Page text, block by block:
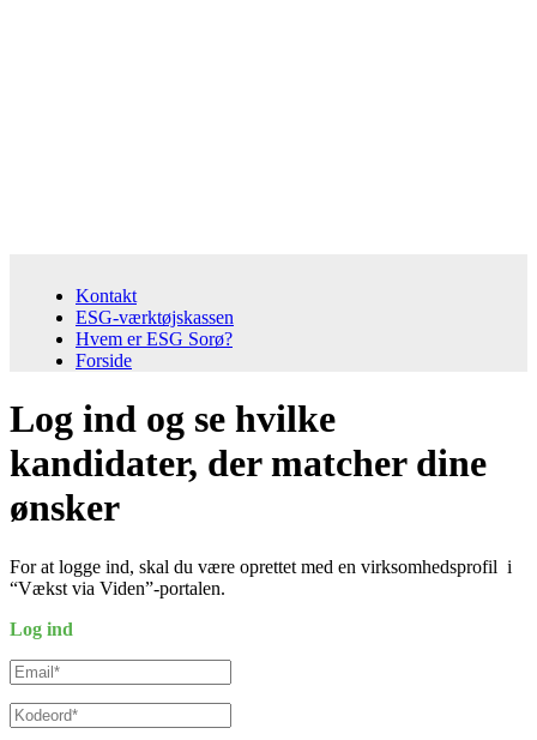
Kontakt
ESG-værktøjskassen
Hvem er ESG Sorø?
Forside
Log ind og se hvilke
kandidater, der matcher dine
ønsker
For at logge ind, skal du være oprettet med en virksomhedsprofil i
“Vækst via Viden”-portalen.
Log ind